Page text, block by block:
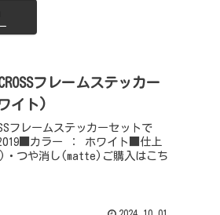
フレームステッカー
イト)
フレームステッカーセットで
カラー ： ホワイト■仕上
つや消し(matte)ご購入はこち